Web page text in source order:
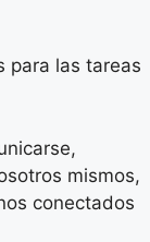
para las tareas
mismos,
conectados